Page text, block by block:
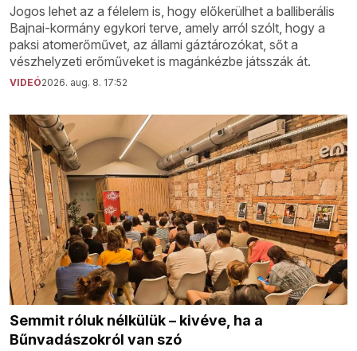
Jogos lehet az a félelem is, hogy előkerülhet a balliberális
Bajnai-kormány egykori terve, amely arról szólt, hogy a
paksi atomerőművet, az állami gáztározókat, sőt a
vészhelyzeti erőműveket is magánkézbe játsszák át.
VIDEÓ2026. aug. 8. 17:52
Semmit róluk nélkülük – kivéve, ha a
Bűnvadászokról van szó